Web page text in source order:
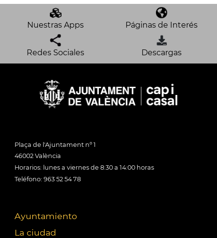
Nuestras Apps Páginas de Interés
Redes Sociales Descargas
Plaça de l'Ajuntament nº 1
46002 València
Horarios: lunes a viernes de 8:30 a 14:00 horas
Teléfono: 963 52 54 78
Ayuntamiento
La ciudad